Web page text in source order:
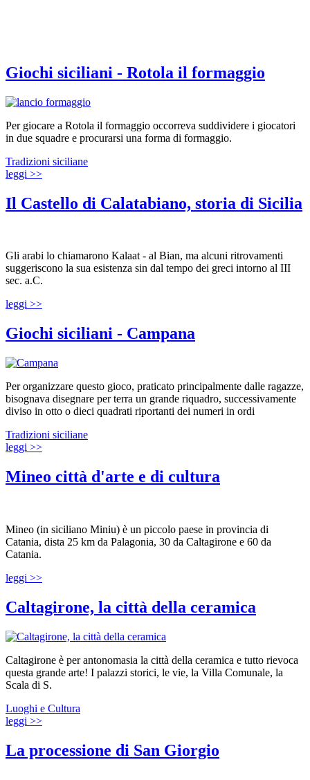
Giochi siciliani - Rotola il formaggio
Per giocare a Rotola il formaggio occorreva suddividere i giocatori
in due squadre e procurarsi una forma di formaggio.
Tradizioni siciliane
leggi >>
Il Castello di Calatabiano, storia di Sicilia
Gli arabi lo chiamarono Kalaat - al Bian, ma alcuni ritrovamenti
suggeriscono la sua esistenza sin dal tempo dei greci intorno al III
sec. a.C.
leggi >>
Giochi siciliani - Campana
Per organizzare questo gioco, praticato principalmente dalle ragazze,
bisognava disegnare per terra un grande riquadro, successivamente
diviso in otto o dieci quadrati riportanti dei numeri in ordi
Tradizioni siciliane
leggi >>
Mineo città d'arte e di cultura
Mineo (in siciliano Miniu) è un piccolo paese in provincia di
Catania, dista 25 km da Palagonia, 30 da Caltagirone e 60 da
Catania.
leggi >>
Caltagirone, la città della ceramica
Caltagirone è per antonomasia la città della ceramica e tutto rievoca
questa grande arte! I palazzi storici, le vie, la Villa Comunale, la
Scala di S.
Luoghi e Cultura
leggi >>
La processione di San Giorgio